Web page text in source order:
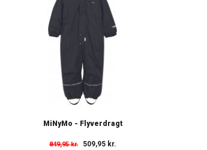
MiNyMo - Flyverdragt
849,95 kr. 509,95 kr.